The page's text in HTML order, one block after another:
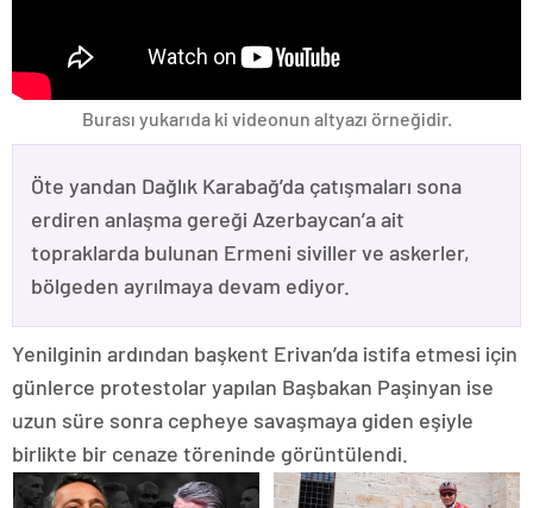
Burası yukarıda ki videonun altyazı örneğidir.
Öte yandan Dağlık Karabağ’da çatışmaları sona
erdiren anlaşma gereği Azerbaycan’a ait
topraklarda bulunan Ermeni siviller ve askerler,
bölgeden ayrılmaya devam ediyor.
Yenilginin ardından başkent Erivan’da istifa etmesi için
günlerce protestolar yapılan Başbakan Paşinyan ise
uzun süre sonra cepheye savaşmaya giden eşiyle
birlikte bir cenaze töreninde görüntülendi.